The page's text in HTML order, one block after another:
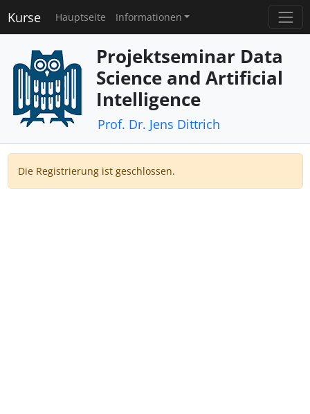
Kurse Hauptseite Informationen
Projektseminar Data
Science and Artificial
Intelligence
Prof. Dr. Jens Dittrich
Die Registrierung ist geschlossen.